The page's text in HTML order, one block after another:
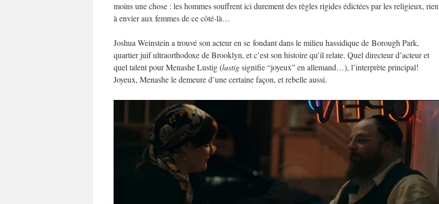
moins une chose : les hommes souffrent ici durement des règles rigides édictées par les religieux, rien
à envier aux femmes de ce côté-là…
Joshua Weinstein a trouvé son acteur en se fondant dans le milieu hassidique de Borough Park,
quartier juif ultraorthodoxe de Brooklyn, et c’est son histoire qu’il relate. Quel directeur d’acteur et
quel talent pour Menashe Lustig (lustigsignifie “joyeux” en allemand…), l’interprète principal!
Joyeux, Menashe le demeure d’une certaine façon, et rebelle aussi.